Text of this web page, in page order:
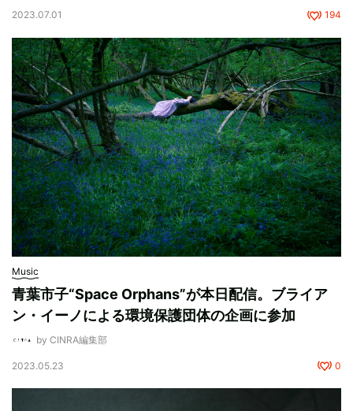
2023.07.01 194
Music
青葉市子“Space Orphans”が本日配信。ブライア
ン・イーノによる環境保護団体の企画に参加
by CINRA編集部
2023.05.23 0